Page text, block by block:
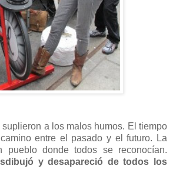
a los malos humos. El tiempo
entre el pasado y el futuro. La
pueblo donde todos se reconocían.
y desapareció de todos los